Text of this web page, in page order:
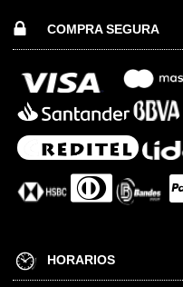
COMPRA SEGURA
HORARIOS